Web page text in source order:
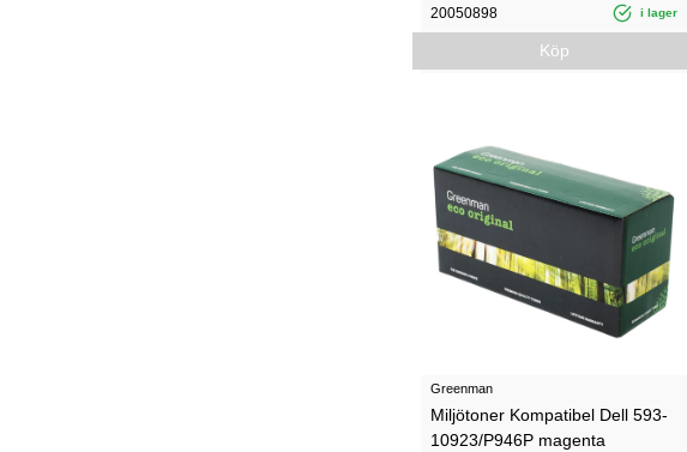
20050898 i lager
Köp
Greenman
Miljötoner Kompatibel Dell 593-
10923/P946P magenta